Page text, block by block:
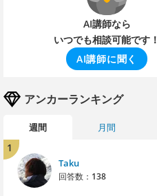
AI講師なら
いつでも相談可能です！
AI講師に聞く
アンカーランキング
週間 月間
1
Taku
回答数： 138